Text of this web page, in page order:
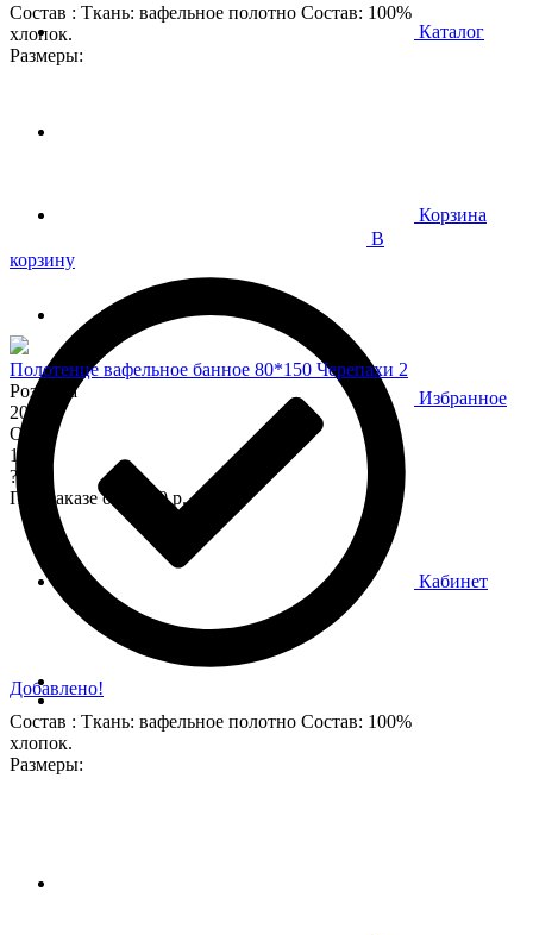
Состав : Ткань: вафельное полотно Состав: 100%
хлопок.
Размеры:
В
корзину
Добавлено!
Состав : Ткань: вафельное полотно Состав: 100%
хлопок.
Размеры:
Полотенце вафельное банное 80*150 Черепахи 2
Розница
200
Опт
170
?
При заказе от 7 000 р.
Каталог
Корзина
Избранное
Кабинет